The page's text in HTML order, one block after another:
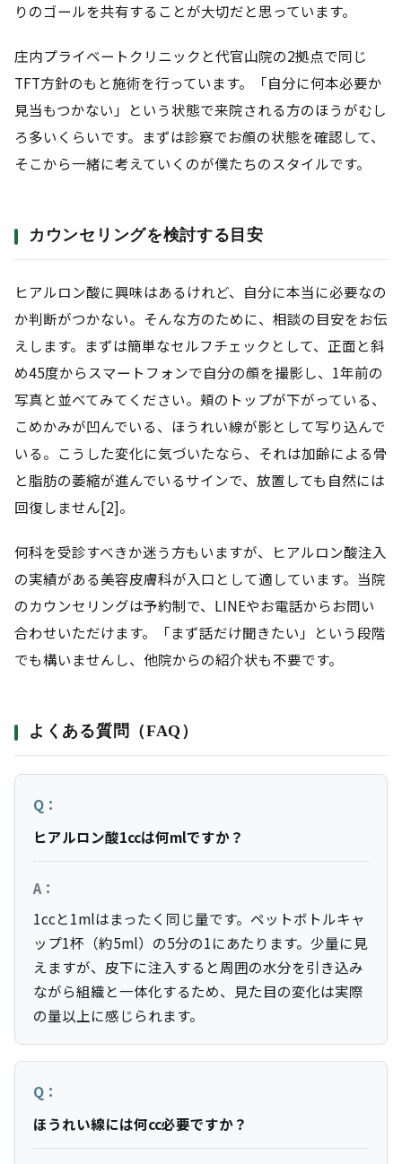
りのゴールを共有することが大切だと思っています。
庄内プライベートクリニックと代官山院の2拠点で同じ
TFT方針のもと施術を行っています。「自分に何本必要か
見当もつかない」という状態で来院される方のほうがむし
ろ多いくらいです。まずは診察でお顔の状態を確認して、
そこから一緒に考えていくのが僕たちのスタイルです。
カウンセリングを検討する目安
ヒアルロン酸に興味はあるけれど、自分に本当に必要なの
か判断がつかない。そんな方のために、相談の目安をお伝
えします。まずは簡単なセルフチェックとして、正面と斜
め45度からスマートフォンで自分の顔を撮影し、1年前の
写真と並べてみてください。頬のトップが下がっている、
こめかみが凹んでいる、ほうれい線が影として写り込んで
いる。こうした変化に気づいたなら、それは加齢による骨
と脂肪の萎縮が進んでいるサインで、放置しても自然には
回復しません[2]。
何科を受診すべきか迷う方もいますが、ヒアルロン酸注入
の実績がある美容皮膚科が入口として適しています。当院
のカウンセリングは予約制で、LINEやお電話からお問い
合わせいただけます。「まず話だけ聞きたい」という段階
でも構いませんし、他院からの紹介状も不要です。
よくある質問（FAQ）
Q：
ヒアルロン酸1ccは何mlですか？
A：
1ccと1mlはまったく同じ量です。ペットボトルキャ
ップ1杯（約5ml）の5分の1にあたります。少量に見
えますが、皮下に注入すると周囲の水分を引き込み
ながら組織と一体化するため、見た目の変化は実際
の量以上に感じられます。
Q：
ほうれい線には何cc必要ですか？